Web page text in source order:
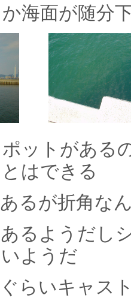
海面が随分
ットがある
はできる
るが折角な
るようだし
ようだ
らいキャス